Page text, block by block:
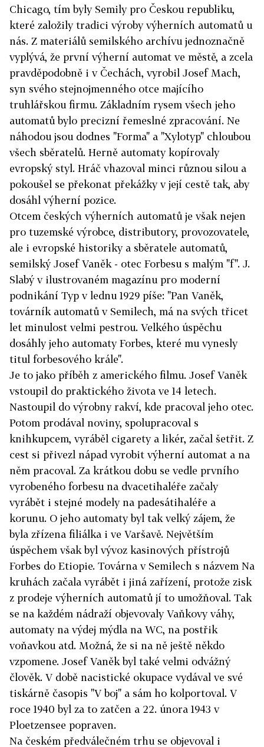
Chicago, tím byly Semily pro Českou republiku,
které založily tradici výroby výherních automatů u
nás. Z materiálů semilského archívu jednoznačně
vyplývá, že první výherní automat ve městě, a zcela
pravděpodobně i v Čechách, vyrobil Josef Mach,
syn svého stejnojmenného otce majícího
truhlářskou firmu. Základním rysem všech jeho
automatů bylo precizní řemeslné zpracování. Ne
náhodou jsou dodnes "Forma" a "Xylotyp" chloubou
všech sběratelů. Herně automaty kopírovaly
evropský styl. Hráč vhazoval minci různou silou a
pokoušel se překonat překážky v její cestě tak, aby
dosáhl výherní pozice.
Otcem českých výherních automatů je však nejen
pro tuzemské výrobce, distributory, provozovatele,
ale i evropské historiky a sběratele automatů,
semilský Josef Vaněk - otec Forbesu s malým "f". J.
Slabý v ilustrovaném magazínu pro moderní
podnikání Typ v lednu 1929 píše: "Pan Vaněk,
továrník automatů v Semilech, má na svých třicet
let minulost velmi pestrou. Velkého úspěchu
dosáhly jeho automaty Forbes, které mu vynesly
titul forbesového krále".
Je to jako příběh z amerického filmu. Josef Vaněk
vstoupil do praktického života ve 14 letech.
Nastoupil do výrobny rakví, kde pracoval jeho otec.
Potom prodával noviny, spolupracoval s
knihkupcem, vyráběl cigarety a likér, začal šetřit. Z
cest si přivezl nápad vyrobit výherní automat a na
něm pracoval. Za krátkou dobu se vedle prvního
vyrobeného forbesu na dvacetihaléře začaly
vyrábět i stejné modely na padesátihaléře a
korunu. O jeho automaty byl tak velký zájem, že
byla zřízena filiálka i ve Varšavě. Největším
úspěchem však byl vývoz kasinových přístrojů
Forbes do Etiopie. Továrna v Semilech s názvem Na
kruhách začala vyrábět i jiná zařízení, protože zisk
z prodeje výherních automatů jí to umožňoval. Tak
se na každém nádraží objevovaly Vaňkovy váhy,
automaty na výdej mýdla na WC, na postřik
voňavkou atd. Možná, že si na ně ještě někdo
vzpomene. Josef Vaněk byl také velmi odvážný
člověk. V době nacistické okupace vydával ve své
tiskárně časopis "V boj" a sám ho kolportoval. V
roce 1940 byl za to zatčen a 22. února 1943 v
Ploetzensee popraven.
Na českém předválečném trhu se objevoval i